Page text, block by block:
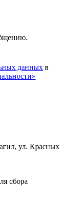
данных в
ул. Красных
сбора